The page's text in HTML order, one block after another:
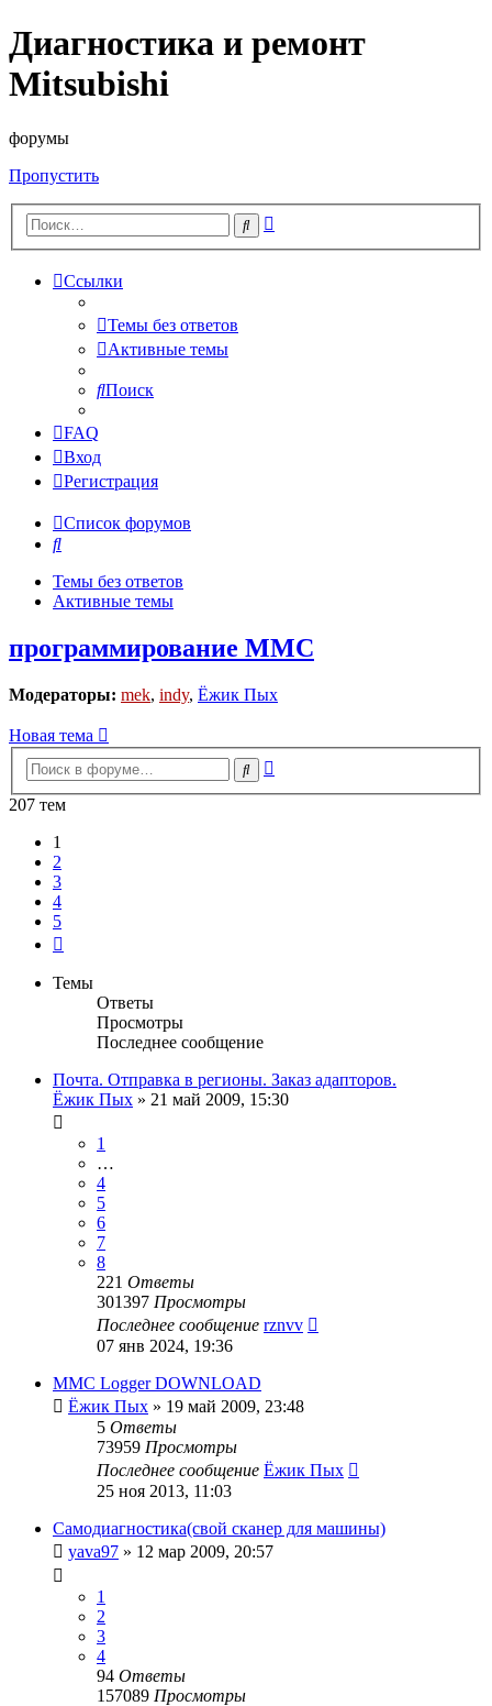
Диагностика и ремонт
Mitsubishi
форумы
Пропустить
Поиск
Ссылки
Темы без ответов
Активные темы
Поиск
FAQ
Вход
Регистрация
Список форумов
Поиск
Темы без ответов
Активные темы
программирование MMC
Модераторы: mek, indy, Ёжик Пых
Новая тема
Поиск
207 тем
1
2
3
4
5
Темы
Ответы
Просмотры
Последнее сообщение
Почта. Отправка в регионы. Заказ адапторов.
Ёжик Пых » 21 май 2009, 15:30
1
…
4
5
6
7
8
221 Ответы
301397 Просмотры
Последнее сообщение rznvv
07 янв 2024, 19:36
MMC Logger DOWNLOAD
Ёжик Пых » 19 май 2009, 23:48
5 Ответы
73959 Просмотры
Последнее сообщение Ёжик Пых
25 ноя 2013, 11:03
Самодиагностика(свой сканер для машины)
yava97 » 12 мар 2009, 20:57
1
2
3
4
94 Ответы
157089 Просмотры